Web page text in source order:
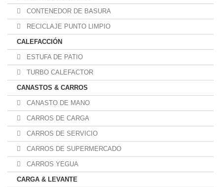
CONTENEDOR DE BASURA
RECICLAJE PUNTO LIMPIO
CALEFACCIÓN
ESTUFA DE PATIO
TURBO CALEFACTOR
CANASTOS & CARROS
CANASTO DE MANO
CARROS DE CARGA
CARROS DE SERVICIO
CARROS DE SUPERMERCADO
CARROS YEGUA
CARGA & LEVANTE